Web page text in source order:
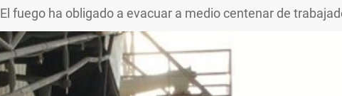
El fuego ha obligado a evacuar a medio centenar de